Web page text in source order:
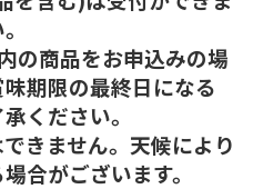
の商品をお申込みの場
期限の最終日になる
ください。
きません。天候により
合がございます。